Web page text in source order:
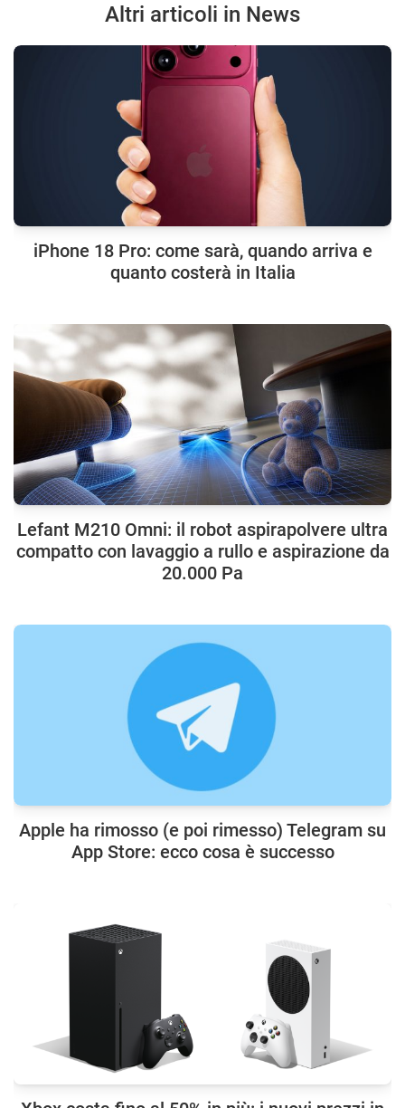
Altri articoli in News
iPhone 18 Pro: come sarà, quando arriva e
quanto costerà in Italia
Lefant M210 Omni: il robot aspirapolvere ultra
compatto con lavaggio a rullo e aspirazione da
20.000 Pa
Apple ha rimosso (e poi rimesso) Telegram su
App Store: ecco cosa è successo